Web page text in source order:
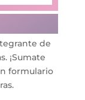
de
¡Sumate
formulario